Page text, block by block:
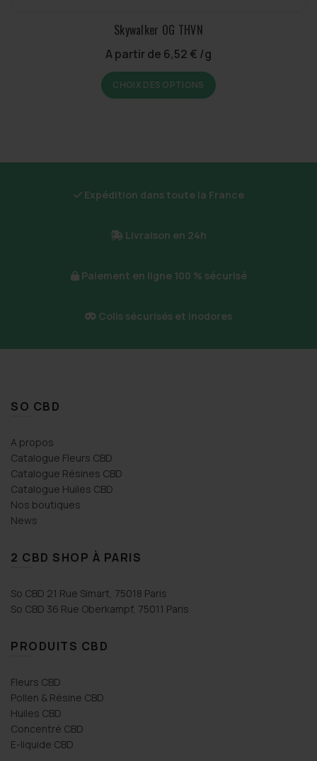
Skywalker OG THVN
A partir de 6,52 € /g
CHOIX DES OPTIONS
Ce
produit
du
Expédition dans toute la France
Livraison en 24h
Paiement en ligne 100 % sécurisé
Colis sécurisés et inodores
SO CBD
A propos
Catalogue Fleurs CBD
Catalogue Résines CBD
Catalogue Huiles CBD
Nos boutiques
News
2 CBD SHOP À PARIS
So CBD 21 Rue Simart, 75018 Paris
So CBD 36 Rue Oberkampf, 75011 Paris
PRODUITS CBD
Fleurs CBD
Pollen & Résine CBD
Huiles CBD
Concentré CBD
E-liquide CBD